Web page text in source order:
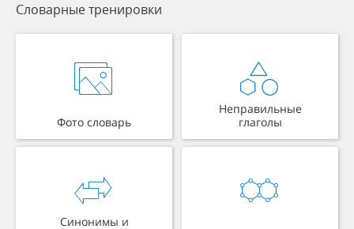
Словарные тренировки
Фото словарь
Неправильные
глаголы
Синонимы и